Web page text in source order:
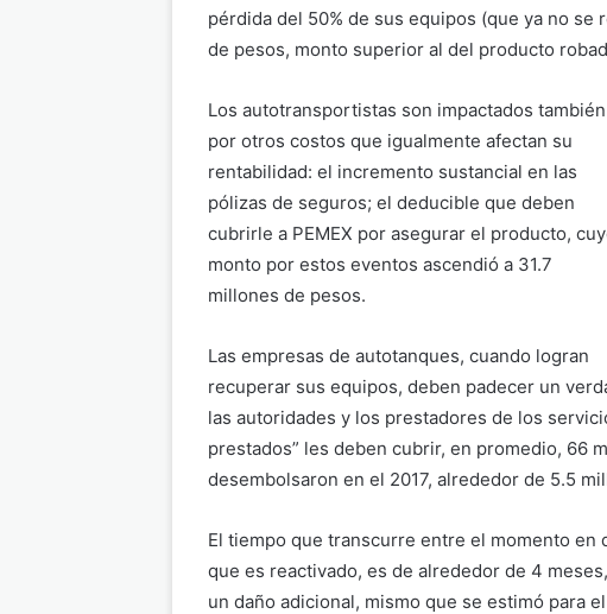
pérdida del 50% de sus equipos (que ya no
de pesos, monto superior al del producto
Los autotransportistas son impactados también
por otros costos que igualmente afectan su
rentabilidad: el incremento sustancial en las
pólizas de seguros; el deducible que deben
cubrirle a PEMEX por asegurar el producto,
monto por estos eventos ascendió a 31.7
millones de pesos.
Las empresas de autotanques, cuando logran
recuperar sus equipos, deben padecer un
las autoridades y los prestadores de los
prestados” les deben cubrir, en promedio, 66
desembolsaron en el 2017, alrededor de 5.5
El tiempo que transcurre entre el momento en
que es reactivado, es de alrededor de 4
un daño adicional, mismo que se estimó para